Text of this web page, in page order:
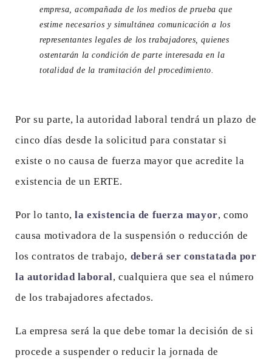
empresa, acompañada de los medios de prueba que
estime necesarios y simultánea comunicación a los
representantes legales de los trabajadores, quienes
ostentarán la condición de parte interesada en la
totalidad de la tramitación del procedimiento.
Por su parte, la autoridad laboral tendrá un plazo de
cinco días desde la solicitud para constatar si
existe o no causa de fuerza mayor que acredite la
existencia de un ERTE.
Por lo tanto,la existencia de fuerza mayor, como
causa motivadora de la suspensión o reducción de
los contratos de trabajo, deberá ser constatada por
la autoridad laboral, cualquiera que sea el número
de los trabajadores afectados.
La empresa será la que debe tomar la decisión de si
procede a suspender o reducir la jornada de